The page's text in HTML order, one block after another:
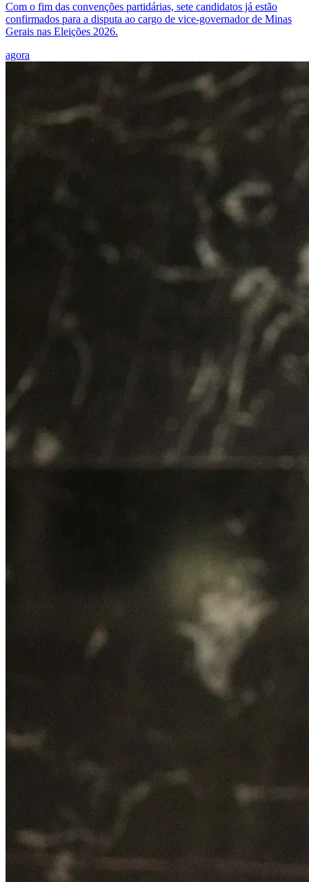
Com o fim das convenções partidárias, sete candidatos já estão
confirmados para a disputa ao cargo de vice-governador de Minas
Gerais nas Eleições 2026.
agora